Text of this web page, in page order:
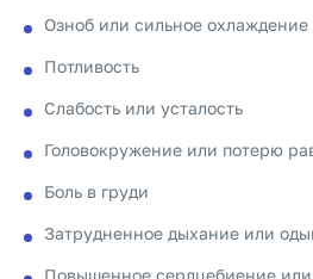
Озноб или сильное охлаждение
Потливость
Слабость или усталость
Головокружение или потерю
Боль в груди
Затрудненное дыхание или
Повышенное сердцебиение